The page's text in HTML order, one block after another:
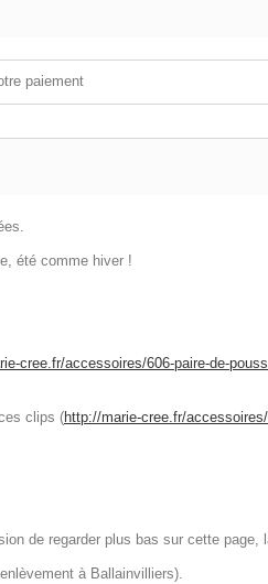
paiement
été comme hiver !
cree.fr/accessoires/606-paire-de-
clips (http://marie-cree.fr/
de regarder plus bas sur cette page,
à Ballainvilliers).